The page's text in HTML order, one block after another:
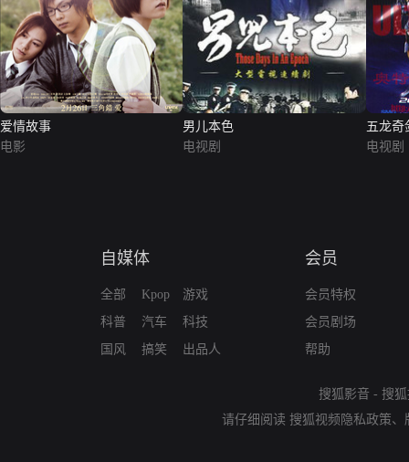
爱情故事
电影
男儿本色
电视剧
五龙奇
电视剧
自媒体
全部
科普
国风
Kpop
汽车
搞笑
游戏
科技
出品人
会员
会员特权
会员剧场
帮助
搜狐影音 - 搜
请仔细阅读 搜狐视频隐私政策、